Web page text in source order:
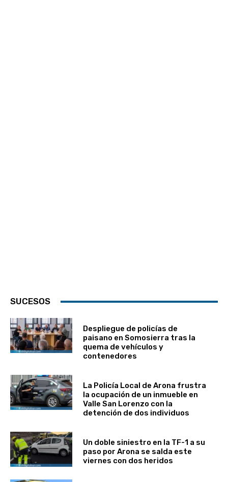
SUCESOS
Despliegue de policías de
paisano en Somosierra tras la
quema de vehículos y
contenedores
La Policía Local de Arona frustra
la ocupación de un inmueble en
Valle San Lorenzo con la
detención de dos individuos
Un doble siniestro en la TF-1 a su
paso por Arona se salda este
viernes con dos heridos